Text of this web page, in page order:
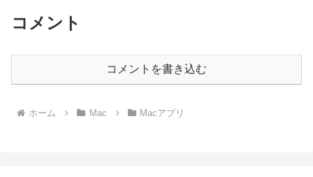
コメント
コメントを書き込む
ホーム Mac Macアプリ